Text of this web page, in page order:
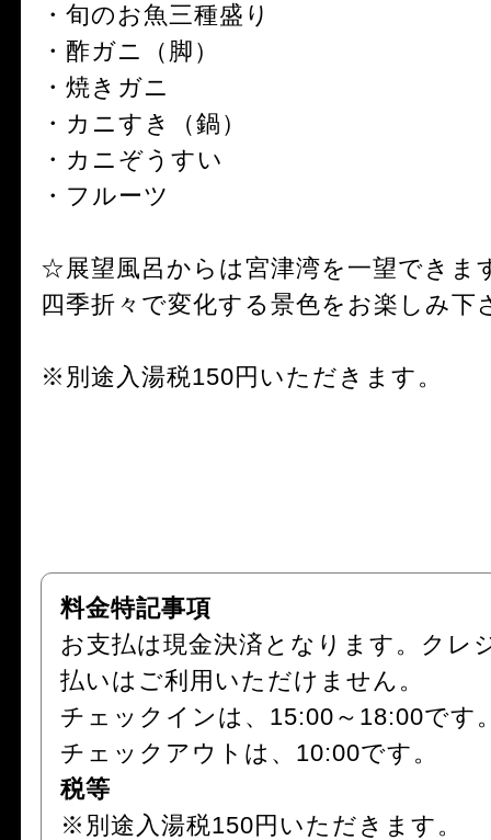
・旬のお魚三種盛り
・酢ガニ（脚）
・焼きガニ
・カニすき（鍋）
・カニぞうすい
・フルーツ
☆展望風呂からは宮津湾を一望できま
四季折々で変化する景色をお楽しみ下
※別途入湯税150円いただきます。
料金特記事項
お支払は現金決済となります。クレ
払いはご利用いただけません。
チェックインは、15:00～18:00です
チェックアウトは、10:00です。
税等
※別途入湯税150円いただきます。